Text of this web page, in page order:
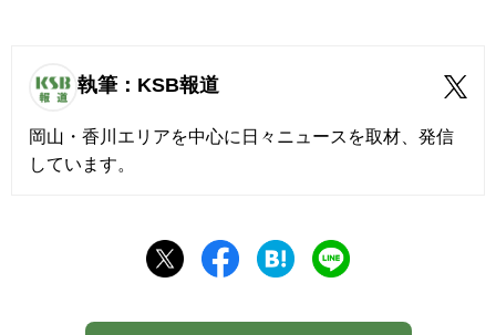
執筆：KSB報道
岡山・香川エリアを中心に日々ニュースを取材、発信
しています。